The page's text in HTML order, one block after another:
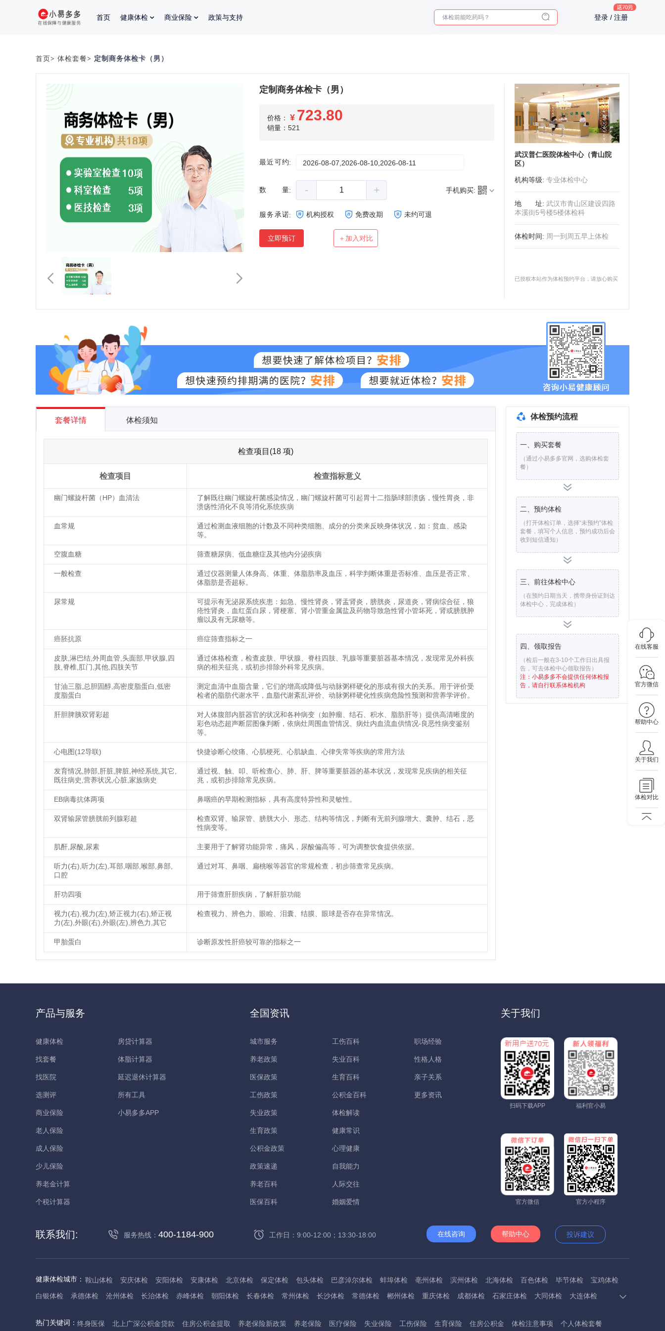
首页 健康体检 商业保险 政策与支持 十大理由告诉你为什么要买保险 登录 / 注册
在线客服
官方微信
帮助中心
关于我们
体检对比
首页> 体检套餐> 定制商务体检卡（男）
定制商务体检卡（男）
价格： ¥ 723.80
销量：521
最近可约: 2026-08-07,2026-08-10,2026-08-11
数量: - + 手机购买:
服务承诺: 机构授权 免费改期 未约可退
立即预订 ＋加入对比
武汉普仁医院体检中心（青山院
区）
机构等级: 专业体检中心
地址: 武汉市青山区建设四路
本溪街5号楼5楼体检科
体检时间: 周一到周五早上体检
已授权本站作为体检预约平台，请放心购买
套餐详情 体检须知
检查项目(18 项)
检查项目 检查指标意义
幽门螺旋杆菌（HP）血清法
了解既往幽门螺旋杆菌感染情况，幽门螺旋杆菌可引起胃十二指肠球部溃疡，慢性胃炎，非
溃疡性消化不良等消化系统疾病
血常规
通过检测血液细胞的计数及不同种类细胞、成分的分类来反映身体状况，如：贫血、感染
等。
空腹血糖 筛查糖尿病、低血糖症及其他内分泌疾病
一般检查
通过仪器测量人体身高、体重、体脂肪率及血压，科学判断体重是否标准、血压是否正常、
体脂肪是否超标。
尿常规
可提示有无泌尿系统疾患：如急、慢性肾炎，肾盂肾炎，膀胱炎，尿道炎，肾病综合征，狼
疮性肾炎，血红蛋白尿，肾梗塞、肾小管重金属盐及药物导致急性肾小管坏死，肾或膀胱肿
瘤以及有无尿糖等。
癌胚抗原 癌症筛查指标之一
皮肤,淋巴结,外周血管,头面部,甲状腺,四
肢,脊椎,肛门,其他,四肢关节
通过体格检查，检查皮肤、甲状腺、脊柱四肢、乳腺等重要脏器基本情况，发现常见外科疾
病的相关征兆，或初步排除外科常见疾病。
甘油三脂,总胆固醇,高密度脂蛋白,低密
度脂蛋白
测定血清中血脂含量，它们的增高或降低与动脉粥样硬化的形成有很大的关系。用于评价受
检者的脂肪代谢水平，血脂代谢紊乱评价、动脉粥样硬化性疾病危险性预测和营养学评价。
肝胆脾胰双肾彩超
对人体腹部内脏器官的状况和各种病变（如肿瘤、结石、积水、脂肪肝等）提供高清晰度的
彩色动态超声断层图像判断，依病灶周围血管情况、病灶内血流血供情况-良恶性病变鉴别
等。
心电图(12导联) 快捷诊断心绞痛、心肌梗死、心肌缺血、心律失常等疾病的常用方法
发育情况,肺部,肝脏,脾脏,神经系统,其它,
既往病史,营养状况,心脏,家族病史
通过视、触、叩、听检查心、肺、肝、脾等重要脏器的基本状况，发现常见疾病的相关征
兆，或初步排除常见疾病。
EB病毒抗体两项 鼻咽癌的早期检测指标，具有高度特异性和灵敏性。
双肾输尿管膀胱前列腺彩超
检查双肾、输尿管、膀胱大小、形态、结构等情况，判断有无前列腺增大、囊肿、结石，恶
性病变等。
肌酐,尿酸,尿素 主要用于了解肾功能异常，痛风，尿酸偏高等，可为调整饮食提供依据。
听力(右),听力(左),耳部,咽部,喉部,鼻部,
口腔
通过对耳、鼻咽、扁桃喉等器官的常规检查，初步筛查常见疾病。
肝功四项 用于筛查肝胆疾病，了解肝脏功能
视力(右),视力(左),矫正视力(右),矫正视
力(左),外眼(右),外眼(左),辨色力,其它
检查视力、辨色力、眼睑、泪囊、结膜、眼球是否存在异常情况。
甲胎蛋白 诊断原发性肝癌较可靠的指标之一
体检预约流程
一、购买套餐
（通过小易多多官网，选购体检套
餐）
二、预约体检
（打开体检订单，选择“未预约”体检
套餐，填写个人信息，预约成功后会
收到短信通知）
三、前往体检中心
（在预约日期当天，携带身份证到达
体检中心，完成体检）
四、领取报告
（检后一般在3-10个工作日出具报
告，可去体检中心领取报告）
注：小易多多不会提供任何体检报
告，请自行联系体检机构
产品与服务
健康体检
找套餐
找医院
选测评
商业保险
老人保险
成人保险
少儿保险
养老金计算
个税计算器
房贷计算器
体脂计算器
延迟退休计算器
所有工具
小易多多APP
全国资讯
城市服务
养老政策
医保政策
工伤政策
失业政策
生育政策
公积金政策
政策速递
养老百科
医保百科
工伤百科
失业百科
生育百科
公积金百科
体检解读
健康常识
心理健康
自我能力
人际交往
婚姻爱情
职场经验
性格人格
亲子关系
更多资讯
关于我们
扫码下载APP 福利官小易
官方微信 官方小程序
联系我们: 服务热线： 400-1184-900 工作日：9:00-12:00；13:30-18:00 在线咨询 帮助中心 投诉建议
健康体检城市： 鞍山体检 安庆体检 安阳体检 安康体检 北京体检 保定体检 包头体检 巴彦淖尔体检 蚌埠体检 亳州体检 滨州体检 北海体检 百色体检 毕节体检
宝鸡体检
白银体检
承德体检 沧州体检 长治体检 赤峰体检 朝阳体检 长春体检 常州体检 长沙体检 常德体检 郴州体检 重庆体检 成都体检 石家庄体检 大同体检
大连体检
抚州体检
佛山体检 防城港体检 赣州体检 广州体检 桂林体检 贵港体检 广元体检 贵阳体检 红河体检 邯郸体检 衡水体检 呼和浩特体检 呼伦贝尔体检 葫芦岛体检
热门关键词： 终身医保 北上广深公积金贷款 住房公积金提取 养老保险新政策 养老保险 医疗保险 失业保险 工伤保险 生育保险 住房公积金 体检注意事项 个人体检套餐